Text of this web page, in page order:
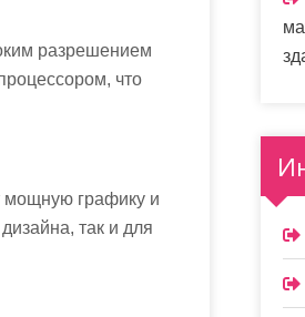
разрешением
что
мощную графику и
так и для